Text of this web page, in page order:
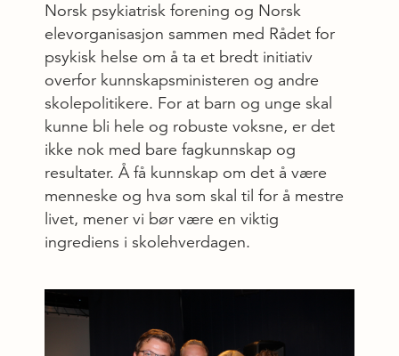
Norsk psykiatrisk forening og Norsk
elevorganisasjon sammen med Rådet for
psykisk helse om å ta et bredt initiativ
overfor kunnskapsministeren og andre
skolepolitikere. For at barn og unge skal
kunne bli hele og robuste voksne, er det
ikke nok med bare fagkunnskap og
resultater. Å få kunnskap om det å være
menneske og hva som skal til for å mestre
livet, mener vi bør være en viktig
ingrediens i skolehverdagen.